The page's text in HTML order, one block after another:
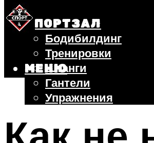
СПОРТЗАЛ
Бодибилдинг
Тренировки
Штанги
Гантели
Упражнения
БЕГ
МЕНЮ